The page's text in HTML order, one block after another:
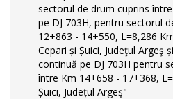
sectorul de drum cuprins
pe DJ 703H, pentru sectorul
12+863 - 14+550, L=8,286
Cepari și Șuici, Judeţul Argeş
continuă pe DJ 703H pentru
între Km 14+658 - 17+368,
Șuici, Județul Argeş"